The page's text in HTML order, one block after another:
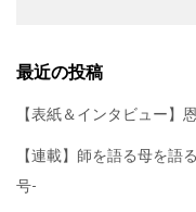
最近の投稿
【表紙＆インタビュー】
【連載】師を語る母を語
号-